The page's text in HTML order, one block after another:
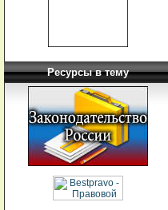
Ресурсы в тему